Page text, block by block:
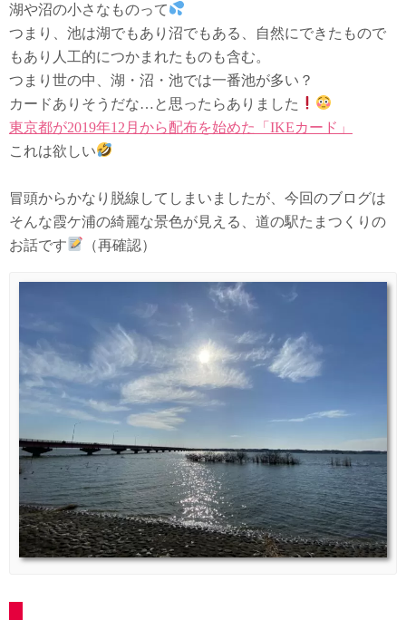
湖や沼の小さなものって
つまり、池は湖でもあり沼でもある、自然にできたもので
もあり人工的につかまれたものも含む。
つまり世の中、湖・沼・池では一番池が多い？
カードありそうだな…と思ったらありました
東京都が2019年12月から配布を始めた「IKEカード」
これは欲しい
冒頭からかなり脱線してしまいましたが、今回のブログは
そんな霞ケ浦の綺麗な景色が見える、道の駅たまつくりの
お話です
（再確認）